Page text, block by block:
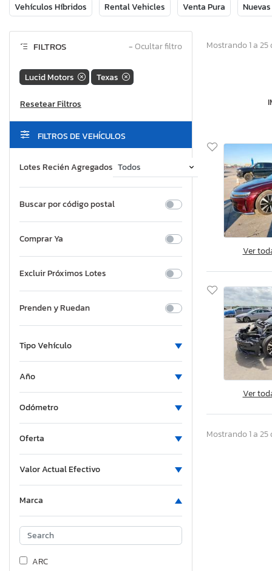
Vehículos Híbridos Rental Vehicles Venta Pura
FILTROS −Ocultar filtro
Lucid Motors Texas
FILTROS DE VEHÍCULOS
Lotes Recién Agregados
Buscar por código postal
Comprar Ya
Excluir Próximos Lotes
Prenden y Ruedan
Tipo Vehículo
Año
Odómetro
Oferta
Valor Actual Efectivo
Marca
ARC
Mostrando 1 a
Ver
Ver
Mostrando 1 a